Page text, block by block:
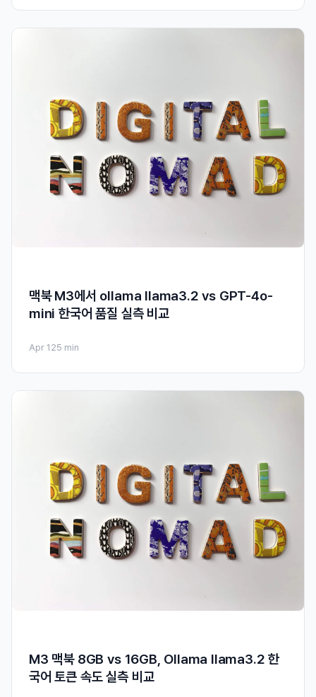
맥북 M3에서 ollama llama3.2 vs GPT-4o-
mini 한국어 품질 실측 비교
Apr 125 min
M3 맥북 8GB vs 16GB, Ollama llama3.2 한
국어 토큰 속도 실측 비교